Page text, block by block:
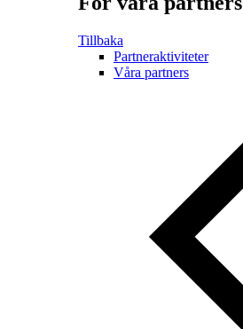
Tillbaka
Partneraktiviteter
Våra partners